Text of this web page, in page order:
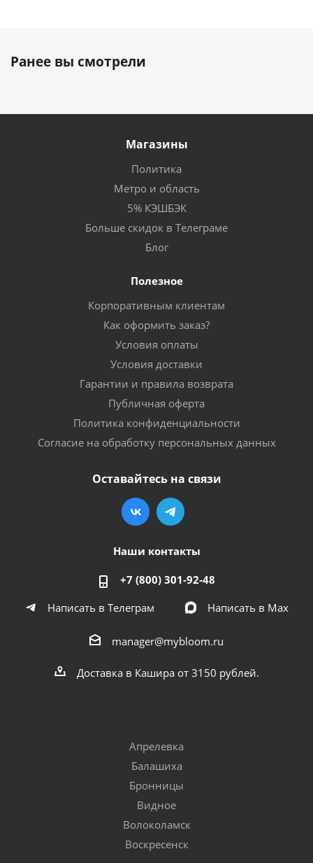
Ранее вы смотрели
Магазины
Политика
Метро и область
5% КЭШБЭК
Больше скидок в Телеграме
Блог
Полезное
Корпоративным клиентам
Как оформить заказ?
Условия оплаты
Условия доставки
Гарантии и правила возврата
Публичная оферта
Политика конфиденциальности
Согласие на обработку персональных данных
Оставайтесь на связи
Наши контакты
+7 (800) 301-92-48
Написать в Телеграм
Написать в Мах
manager@mybloom.ru
Доставка в Кашира от 3150 рублей.
Апрелевка
Балашиха
Бронницы
Видное
Волоколамск
Воскресенск